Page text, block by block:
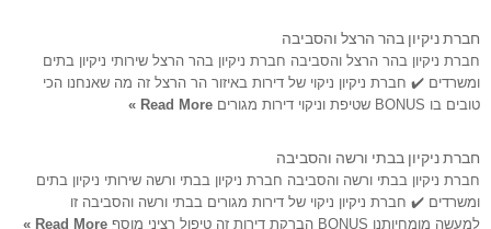
חברת ניקיון בהר הרצל והסביבה
חברת ניקיון בהר הרצל והסביבה חברת ניקיון בהר הרצל שירותי ניקיון בתים
ומשרדים ✔️ חברת ניקיון ניקוי של דירות באיזור הר הרצל זה מה שאנחנו הכי
טובים בו BONUS שטיפת וניקוי דירות מגורים
Read More »
חברת ניקיון בבתי ורשה והסביבה
חברת ניקיון בבתי ורשה והסביבה חברת ניקיון בבתי ורשה שירותי ניקיון בתים
ומשרדים ✔️ חברת ניקיון ניקוי של דירות מגורים בבתי ורשה והסביבה זו
למעשה מומחיותנו BONUS הברקת דירות זה טיפול רציני מוסף
Read More »